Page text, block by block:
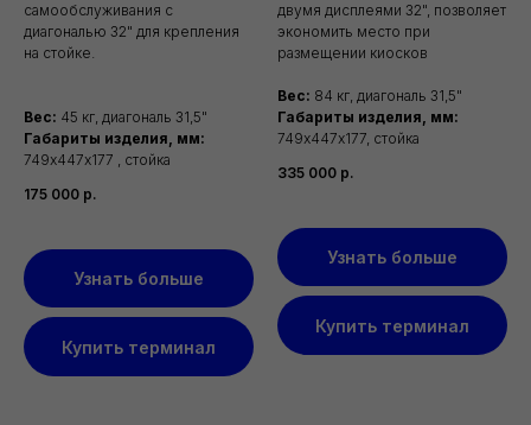
самообслуживания с
диагональю 32" для крепления
на стойке.
Вес: 45 кг, диагональ 31,5"
Габариты изделия, мм:
749х447х177 , стойка
175 000 р.
Узнать больше
Купить терминал
двумя дисплеями 32", позволяет
экономить место при
размещении киосков
Вес: 84 кг, диагональ 31,5"
Габариты изделия, мм:
749х447х177, стойка
335 000 р.
Узнать больше
Купить терминал